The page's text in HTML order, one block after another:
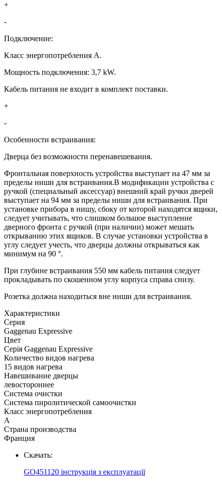
+
-
Подключение:
Класс энергопотребления A.
Мощность подключения: 3,7 kW.
Кабель питания не входит в комплект поставки.
+
-
Особенности встраивания:
Дверца без возможности перенавешевания.
Фронтальная поверхность устройства выступает на 47 мм за
пределы ниши для встраивания.В модификации устройства с
ручкой (специальный аксессуар) внешний край ручки дверей
выступает на 94 мм за пределы ниши для встраивания. При
установке прибора в нишу, сбоку от которой находятся ящики,
следует учитывать, что слишком большое выступление
дверного фронта с ручкой (при наличии) может мешать
открыванию этих ящиков. В случае установки устройства в
углу следует учесть, что дверцы должны открываться как
минимум на 90 °.
При глубине встраивания 550 мм кабель питания следует
прокладывать по скошенном углу корпуса справа снизу.
Розетка должна находиться вне ниши для встраивания.
Xарактеристики
Серия
Gaggenau Expressive
Цвет
Серія Gaggenau Expressive
Количество видов нагрева
15 видов нагрева
Навешивание дверцы
левостороннее
Система очистки
Система пиролитической самоочистки
Класс энергопотребления
А
Страна производства
Франция
Скачать:
GO451120 інструкція з експлуатації